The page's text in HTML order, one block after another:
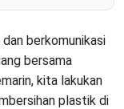
berkomunikasi
bersama
kita lakukan
plastik di